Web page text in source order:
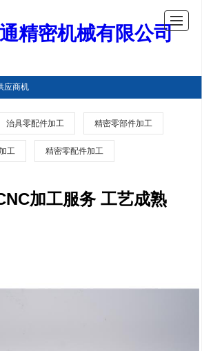
精密机械有限公司
应商机
治具零配件加工 精密零部件加工
工 精密零配件加工
加工服务 工艺成熟